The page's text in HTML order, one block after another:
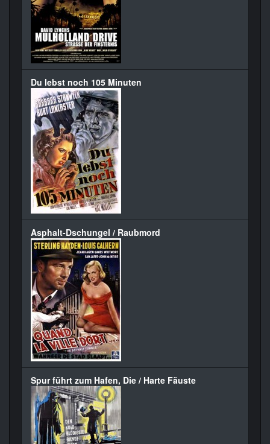
Du lebst noch 105 Minuten
Asphalt-Dschungel / Raubmord
Spur führt zum Hafen, Die / Harte Fäuste